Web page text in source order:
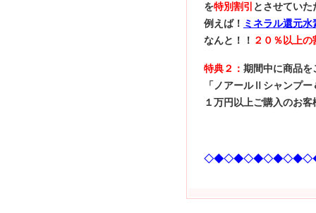
を特別割引 とさせていた
例えば！ ミネラル還元
なんと！！ ２０％以上の
特典２： 期間中に商品を
「ノアールⅡシャンプ
１万円以上ご購入のお